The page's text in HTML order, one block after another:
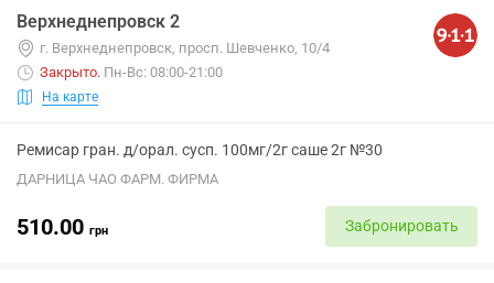
Верхнеднепровск 2
г. Верхнеднепровск, просп. Шевченко, 10/4
Закрыто. Пн-Вс: 08:00-21:00
На карте
Ремисар гран. д/орал. сусп. 100мг/2г саше 2г №30
ДАРНИЦА ЧАО ФАРМ. ФИРМА
510.00 грн Забронировать